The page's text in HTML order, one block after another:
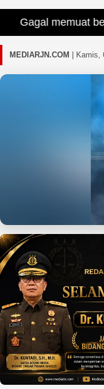
Gagal memuat
MEDIARJN.COM Kamis,